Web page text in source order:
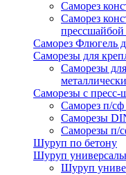
Саморез
Саморез
прессшайбой
Саморез Флюгель
Саморезы для
Саморезы
Саморезы с пресс-
Саморез п/
Саморезы
Саморезы п/
Шуруп по бетону
Шуруп
Шуруп